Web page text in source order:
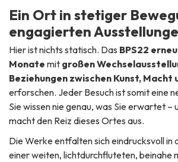
Ein Ort in stetiger
engagierten
Hier ist nichts statisch. Das BPS22
Monate mit großen
Beziehungen zwischen Kunst, Macht
erforschen. Jeder Besuch ist somit eine
Sie wissen nie genau, was Sie erwartet –
macht den Reiz dieses Ortes aus.
Die Werke entfalten sich eindrucksvoll in
einer weiten, lichtdurchfluteten, beinahe